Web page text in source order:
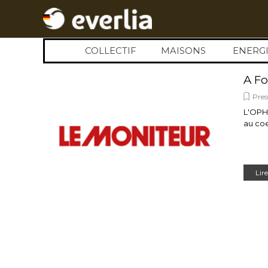
COLLECTIF ▼
MAISONS ▼
A
au
Lire